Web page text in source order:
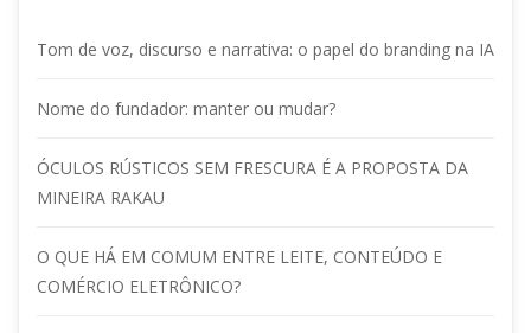
Tom de voz, discurso e narrativa: o papel do branding na IA
Nome do fundador: manter ou mudar?
ÓCULOS RÚSTICOS SEM FRESCURA É A PROPOSTA DA
MINEIRA RAKAU
O QUE HÁ EM COMUM ENTRE LEITE, CONTEÚDO E
COMÉRCIO ELETRÔNICO?